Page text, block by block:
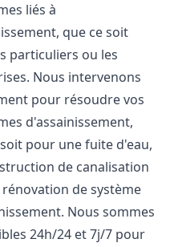
liés à
que ce soit
particuliers ou les
Nous intervenons
pour résoudre vos
d'assainissement,
pour une fuite d'eau,
de canalisation
de système
Nous sommes
24h/24 et 7j/7 pour